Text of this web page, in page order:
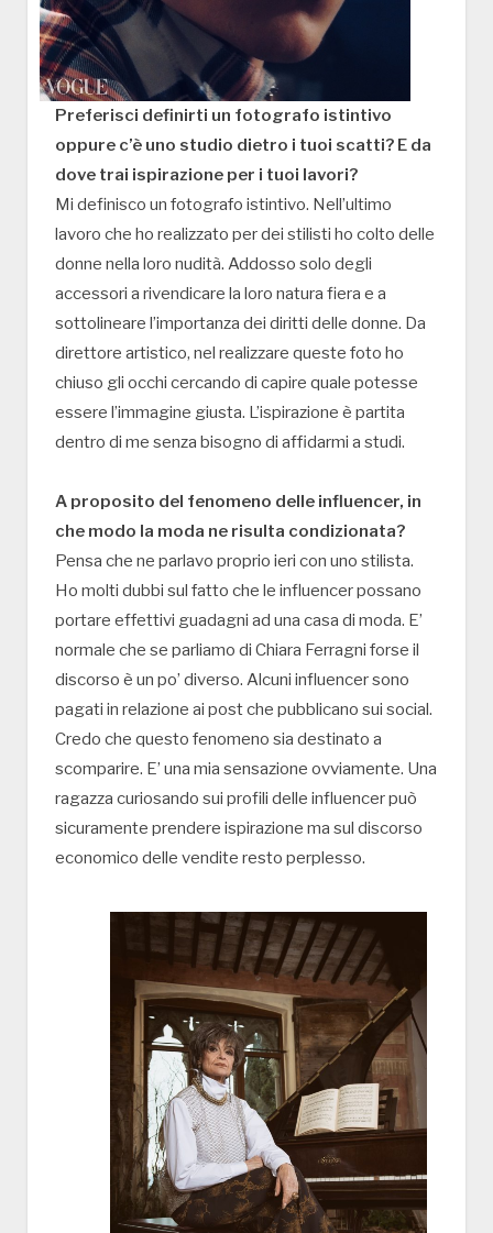
Preferisci definirti un fotografo istintivo
oppure c’è uno studio dietro i tuoi scatti? E da
dove trai ispirazione per i tuoi lavori?
Mi definisco un fotografo istintivo. Nell’ultimo
lavoro che ho realizzato per dei stilisti ho colto delle
donne nella loro nudità. Addosso solo degli
accessori a rivendicare la loro natura fiera e a
sottolineare l’importanza dei diritti delle donne. Da
direttore artistico, nel realizzare queste foto ho
chiuso gli occhi cercando di capire quale potesse
essere l’immagine giusta. L’ispirazione è partita
dentro di me senza bisogno di affidarmi a studi.
A proposito del fenomeno delle influencer, in
che modo la moda ne risulta condizionata?
Pensa che ne parlavo proprio ieri con uno stilista.
Ho molti dubbi sul fatto che le influencer possano
portare effettivi guadagni ad una casa di moda. E’
normale che se parliamo di Chiara Ferragni forse il
discorso è un po’ diverso. Alcuni influencer sono
pagati in relazione ai post che pubblicano sui social.
Credo che questo fenomeno sia destinato a
scomparire. E’ una mia sensazione ovviamente. Una
ragazza curiosando sui profili delle influencer può
sicuramente prendere ispirazione ma sul discorso
economico delle vendite resto perplesso.